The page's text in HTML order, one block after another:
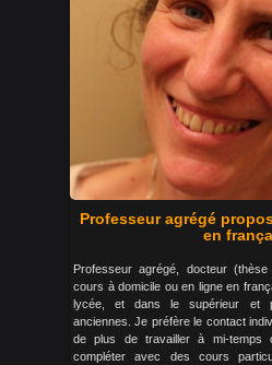
Professeur agrégé
en
Professeur agrégé, docteur
cours à domicile ou en ligne en
lycée, et dans le supérieur et
anciennes. Je préfère le contact
de plus de travailler à mi-temps
compléter avec des cours